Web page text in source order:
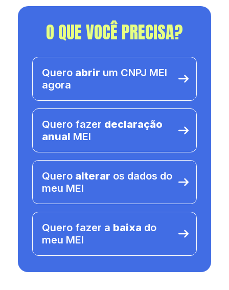
O QUE VOCÊ PRECISA?
Quero abrir um CNPJ MEI
agora
Quero fazer declaração
anual MEI
Quero alterar os dados do
meu MEI
Quero fazer a baixa do
meu MEI